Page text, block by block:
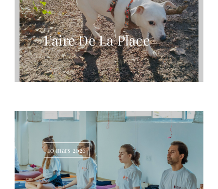
Faire De La Place
10 mars 2026